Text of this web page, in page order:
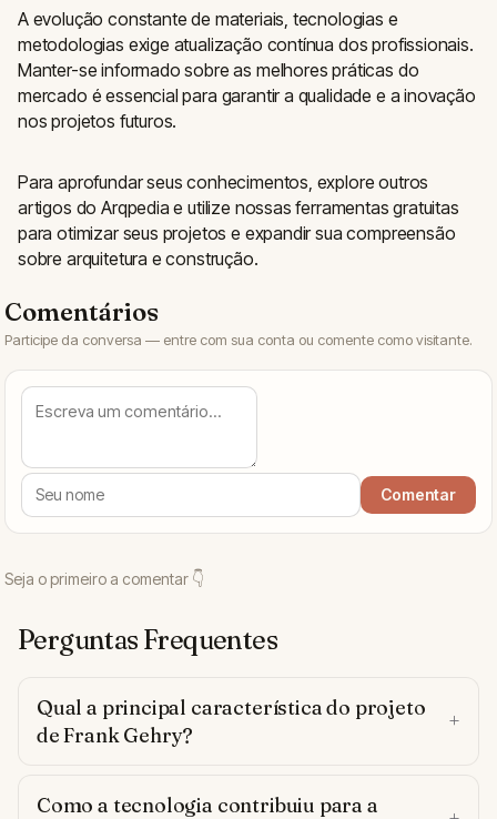
A evolução constante de materiais, tecnologias e
metodologias exige atualização contínua dos profissionais.
Manter-se informado sobre as melhores práticas do
mercado é essencial para garantir a qualidade e a inovação
nos projetos futuros.
Para aprofundar seus conhecimentos, explore outros
artigos do Arqpedia e utilize nossas ferramentas gratuitas
para otimizar seus projetos e expandir sua compreensão
sobre arquitetura e construção.
Perguntas Frequentes
Qual a principal característica do projeto
de Frank Gehry?
Como a tecnologia contribuiu para a